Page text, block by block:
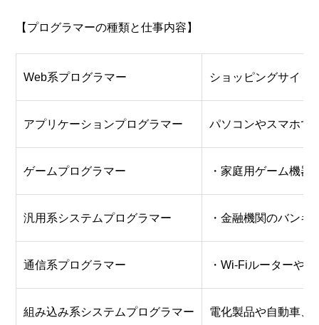
【プログラマーの種類と仕事内容】
Web系プログラマー ショッピングサイト
アプリケーションプログラマー パソコンやスマホで
ゲームプログラマー ・家庭用ゲーム機器
汎用系システムプログラマー ・金融機関のバン
通信系プログラマー ・Wi-Fiルーターや
組み込み系システムプログラマー 電化製品や自動車、